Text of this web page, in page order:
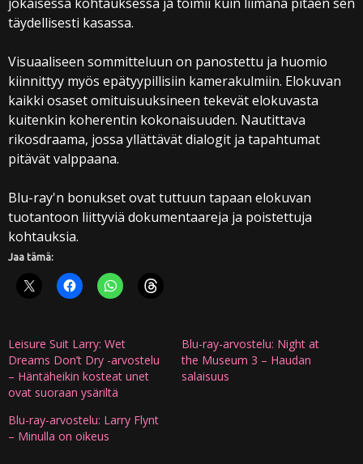
täydellisesti kasassa.
Visuaaliseen sommitteluun on panostettu ja huomio
kiinnittyy myös epätyypillisiin kamerakulmiin. Elokuvan
kaikki osaset omituisuuksineen tekevät elokuvasta
kuitenkin koherentin kokonaisuuden. Nautittava
rikosdraama, jossa yllättävät dialogit ja tapahtumat
pitävät valppaana.
Blu-ray'n bonukset ovat tuttuun tapaan elokuvan
tuotantoon liittyviä dokumentaareja ja poistettuja
kohtauksia.
Jaa tämä:
Leisure Suit Larry: Wet
Dreams Don’t Dry -arvostelu
– Häntäheikin kosteat unet
ovat suoraan ysäriltä
Blu-ray-arvostelu: Night at
the Museum 3 – Haudan
salaisuus
Blu-ray-arvostelu: Larry Flynt
– Minulla on oikeus